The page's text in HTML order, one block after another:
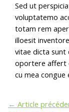
Sed ut
voluptatemo
totam rem
illoesit
vitae dicta sunt
oportere affert
cu mea congue
← Article